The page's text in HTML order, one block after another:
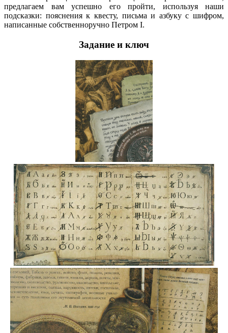
предлагаем вам успешно его пройти, используя наши
подсказки: пояснения к квесту, письма и азбуку с шифром,
написанные собственноручно Петром I.
Задание и ключ